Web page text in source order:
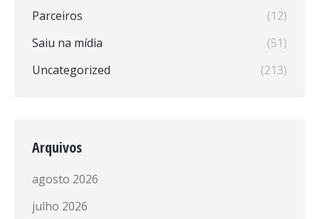
Parceiros
(12)
Saiu na mídia
(51)
Uncategorized
(213)
Arquivos
agosto 2026
julho 2026